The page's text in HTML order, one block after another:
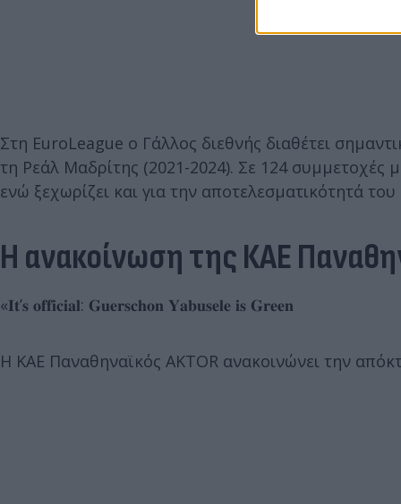
Στη EuroLeague ο Γάλλος διεθνής διαθέτει
τη Ρεάλ Μαδρίτης (2021-2024). Σε 124 συμμετοχές
ενώ ξεχωρίζει και για την αποτελεσματικότητά
Η ανακοίνωση της ΚΑΕ
«𝐈𝐭’𝐬 𝐨𝐟𝐟𝐢𝐜𝐢𝐚𝐥: 𝐆𝐮𝐞𝐫𝐬𝐜𝐡𝐨𝐧 𝐘𝐚𝐛𝐮𝐬𝐞𝐥𝐞 𝐢𝐬 𝐆𝐫𝐞𝐞𝐧
Η ΚΑΕ Παναθηναϊκός AKTOR ανακοινώνει την